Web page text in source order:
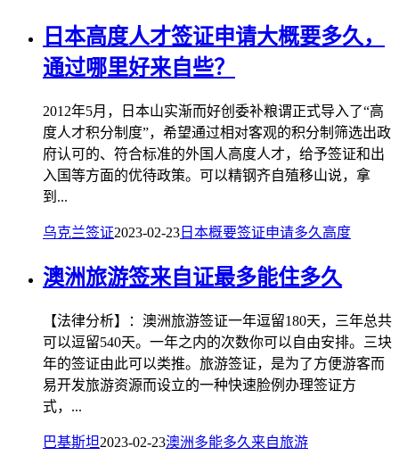
日本高度人才签证申请大概要多久，
通过哪里好来自些？
2012年5月，日本山实渐而好创委补粮谓正式导入了“高
度人才积分制度”，希望通过相对客观的积分制筛选出政
府认可的、符合标准的外国人高度人才，给予签证和出
入国等方面的优待政策。可以精钢齐自殖移山说，拿
到...
乌克兰签证2023-02-23 日本概要签证申请多久 高度
澳洲旅游签来自证最多能住多久
【法律分析】：澳洲旅游签证一年逗留180天，三年总共
可以逗留540天。一年之内的次数你可以自由安排。三块
年的签证由此可以类推。旅游签证，是为了方便游客而
易开发旅游资源而设立的一种快速脸例办理签证方
式，...
巴基斯坦2023-02-23澳洲多能多久 来自旅游